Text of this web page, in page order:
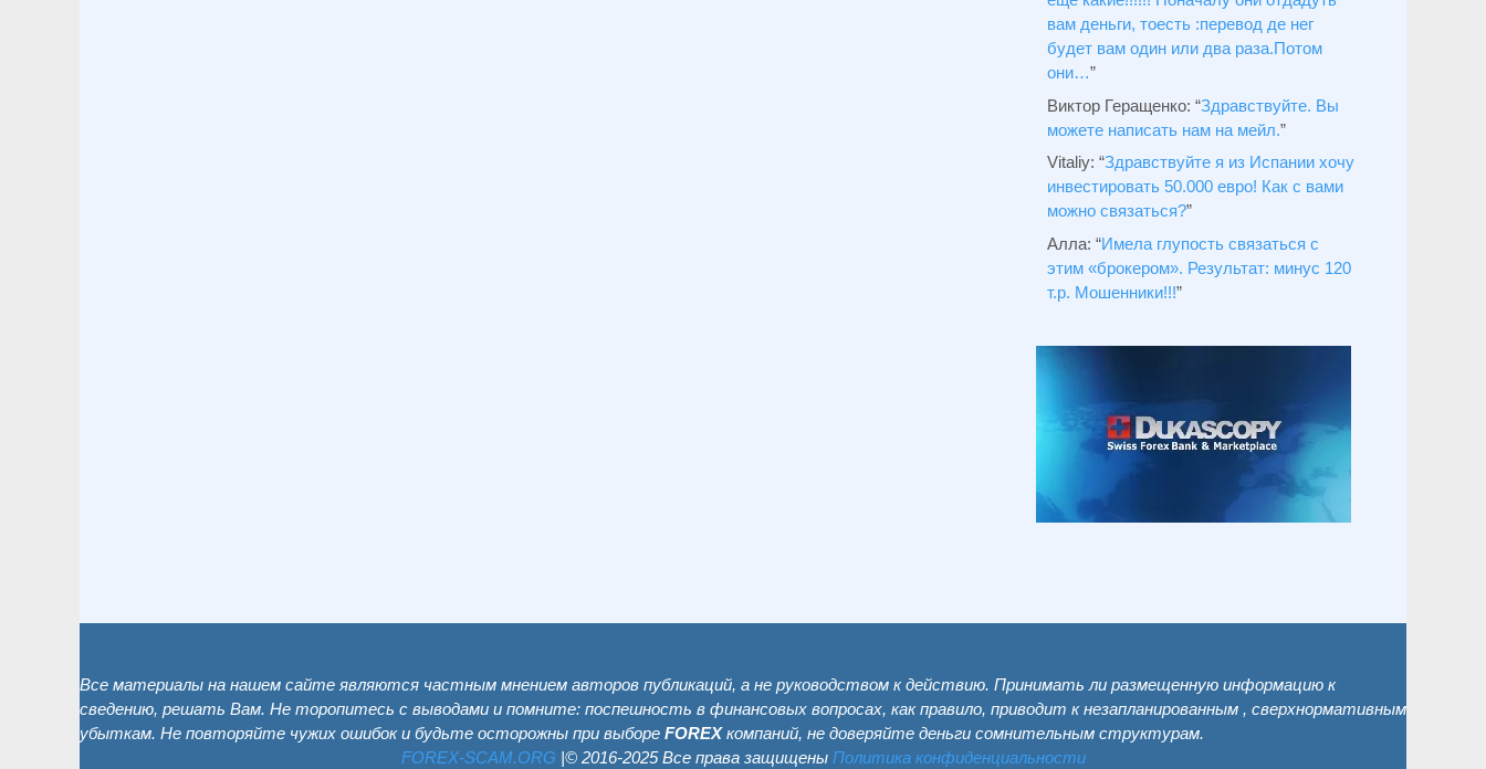
вам деньги, тоесть :перевод де нег
будет вам один или два раза.Потом
они…”
Виктор Геращенко: “Здравствуйте. Вы
можете написать нам на мейл.”
Vitaliy: “Здравствуйте я из Испании хочу
инвестировать 50.000 евро! Как с вами
можно связаться?”
Алла: “Имела глупость связаться с
этим «брокером». Результат: минус 120
т.р. Мошенники!!!”
Все материалы на нашем сайте являются частным мнением авторов публикаций, а не руководством к действию. Принимать ли размещенную информацию к
сведению, решать Вам. Не торопитесь с выводами и помните: поспешность в финансовых вопросах, как правило, приводит к незапланированным , сверхнормативным
убыткам. Не повторяйте чужих ошибок и будьте осторожны при выборе FOREXкомпаний, не доверяйте деньги сомнительным структурам.
FOREX-SCAM.ОRG |© 2016-2025 Все права защищены Политика конфиденциальности